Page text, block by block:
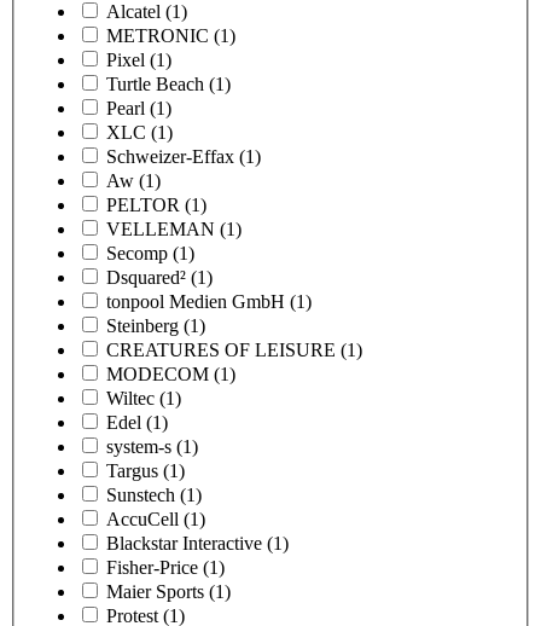
Alcatel (1)
METRONIC (1)
Pixel (1)
Turtle Beach (1)
Pearl (1)
XLC (1)
Schweizer-Effax (1)
Aw (1)
PELTOR (1)
VELLEMAN (1)
Secomp (1)
Dsquared² (1)
tonpool Medien GmbH (1)
Steinberg (1)
CREATURES OF LEISURE (1)
MODECOM (1)
Wiltec (1)
Edel (1)
system-s (1)
Targus (1)
Sunstech (1)
AccuCell (1)
Blackstar Interactive (1)
Fisher-Price (1)
Maier Sports (1)
Protest (1)